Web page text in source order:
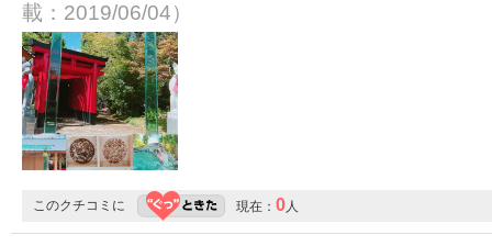
載：2019/06/04）
このクチコミに 現在： 0人